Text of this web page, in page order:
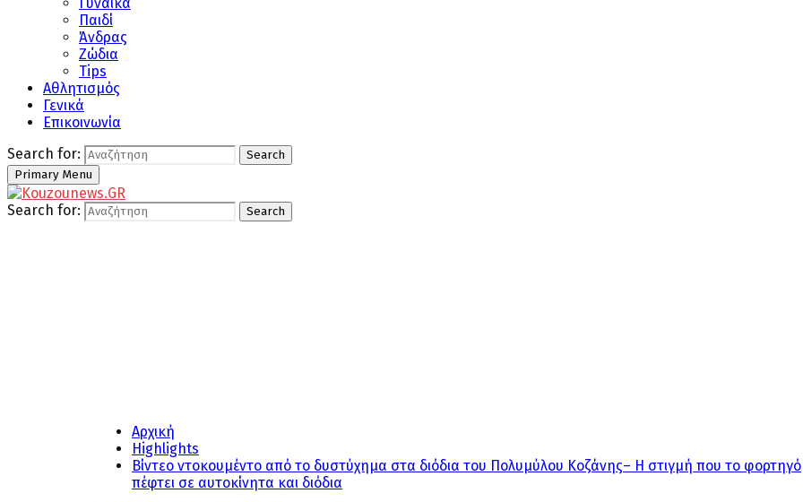
Παιδί
Άνδρας
Ζώδια
Tips
Αθλητισμός
Γενικά
Επικοινωνία
Search for:
Search
Primary Menu
Search for: Search
Αρχική
Highlights
Βίντεο ντοκουμέντο από το δυστύχημα στα διόδια του Πολυμύλου Κοζάνης– Η στιγμή που το φορτηγό
πέφτει σε αυτοκίνητα και διόδια